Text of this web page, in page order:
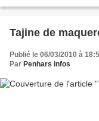
Tajine de
Publié le 06/03/2010 à
Par Penhars infos